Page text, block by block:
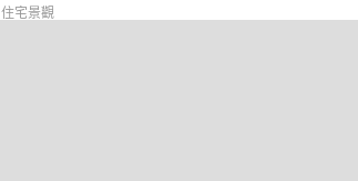
住宅景觀